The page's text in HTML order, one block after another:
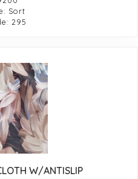
Sort
295
W/ANTISLIP